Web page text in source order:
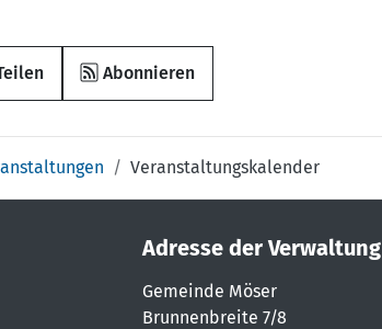
Abonnieren
Veranstaltungskalender
Adresse der Verwaltung
Gemeinde Möser
Brunnenbreite 7/8